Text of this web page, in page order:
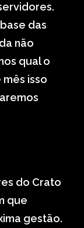
das
não
qual o
isso
do Crato
que
gestão.